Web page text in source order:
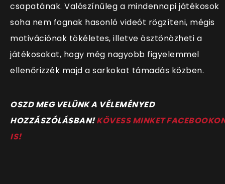
csapatának. Valószínűleg a mindennapi játékosok
soha nem fognak hasonló videót rögzíteni, mégis
motivációnak tökéletes, illetve ösztönözheti a
játékosokat, hogy még nagyobb figyelemmel
ellenőrizzék majd a sarkokat támadás közben.
OSZD MEG VELÜNK A VÉLEMÉNYED
HOZZÁSZÓLÁSBAN!KÖVESS MINKET
IS!